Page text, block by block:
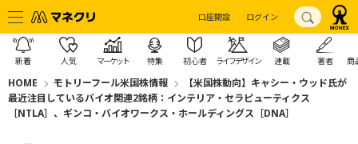
口座開設 ログイン
新着 人気 マーケット 特集 初心者 ライフデザイン 連載 著者 商
HOME モトリーフール米国株情報
【米国株動向】キャシー・ウッド氏が
最近注目しているバイオ関連2銘柄：インテリア・セラピューティクス
［NTLA］、ギンコ・バイオワークス・ホールディングス［DNA］